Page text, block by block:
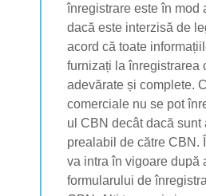
înregistrare este în mod
dacă este interzisă de
acord că toate
furnizați la înregistrarea
adevărate și complete.
comerciale nu se pot
ul CBN decât dacă sunt
prealabil de către CBN.
va intra în vigoare după
formularului de